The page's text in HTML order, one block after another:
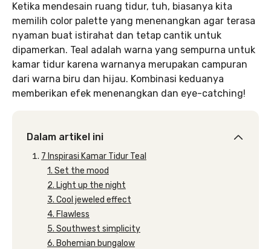
Ketika mendesain ruang tidur, tuh, biasanya kita
memilih color palette yang menenangkan agar terasa
nyaman buat istirahat dan tetap cantik untuk
dipamerkan. Teal adalah warna yang sempurna untuk
kamar tidur karena warnanya merupakan campuran
dari warna biru dan hijau. Kombinasi keduanya
memberikan efek menenangkan dan eye-catching!
Dalam artikel ini
7 Inspirasi Kamar Tidur Teal
1. Set the mood
2. Light up the night
3. Cool jeweled effect
4. Flawless
5. Southwest simplicity
6. Bohemian bungalow